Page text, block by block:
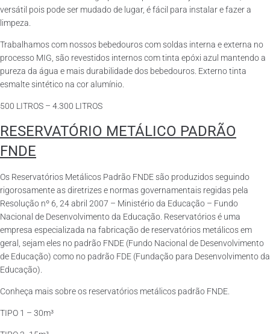
versátil pois pode ser mudado de lugar, é fácil para instalar e fazer a
limpeza.
Trabalhamos com nossos bebedouros com soldas interna e externa no
processo MIG, são revestidos internos com tinta epóxi azul mantendo a
pureza da água e mais durabilidade dos bebedouros. Externo tinta
esmalte sintético na cor alumínio.
500 LITROS – 4.300 LITROS
RESERVATÓRIO METÁLICO PADRÃO
FNDE
Os Reservatórios Metálicos Padrão FNDE são produzidos seguindo
rigorosamente as diretrizes e normas governamentais regidas pela
Resolução nº 6, 24 abril 2007 – Ministério da Educação – Fundo
Nacional de Desenvolvimento da Educação. Reservatórios é uma
empresa especializada na fabricação de reservatórios metálicos em
geral, sejam eles no padrão FNDE (Fundo Nacional de Desenvolvimento
de Educação) como no padrão FDE (Fundação para Desenvolvimento da
Educação).
Conheça mais sobre os reservatórios metálicos padrão FNDE.
TIPO 1 – 30m³